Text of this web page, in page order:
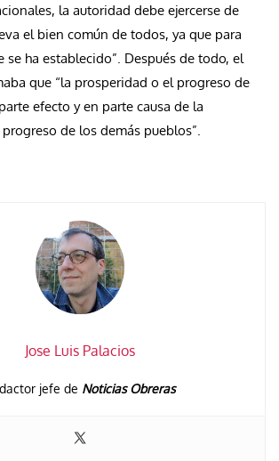
la autoridad debe ejercerse de
el bien común de todos, ya que para
se ha establecido”. Después de todo, el
que “la prosperidad o el progreso de
efecto y en parte causa de la
de los demás pueblos”.
Jose Luis Palacios
jefe de Noticias Obreras